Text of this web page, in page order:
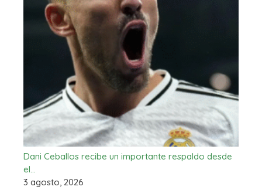
Dani Ceballos recibe un importante respaldo desde
el…
3 agosto, 2026